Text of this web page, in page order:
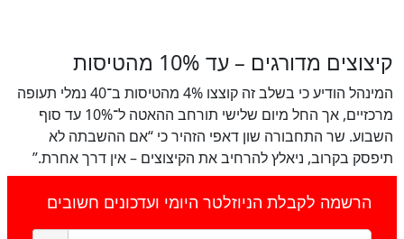
קיצוצים מדורגים – עד 10% מהטיסות
המינהל הודיע כי בשלב זה קוצצו 4% מהטיסות ב־40 נמלי תעופה
מרכזיים, אך החל מיום שלישי תורחב ההאטה ל־10% עד סוף
השבוע. שר התחבורה שון דאפי הזהיר כי “אם ההשבתה לא
תיפסק בקרוב, ניאלץ להרחיב את הקיצוצים – אין דרך אחרת.”
הרשמה לקבלת הניוזלטר היומי ועדכונים חשובים